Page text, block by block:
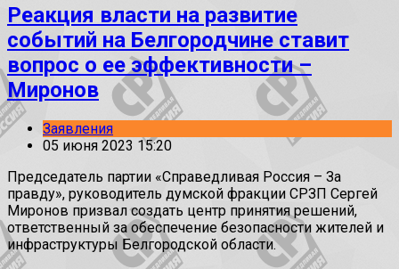
Реакция власти на развитие
событий на Белгородчине ставит
вопрос о ее эффективности –
Миронов
Заявления
05 июня 2023 15:20
Председатель партии «Справедливая Россия – За
правду», руководитель думской фракции СРЗП Сергей
Миронов призвал создать центр принятия решений,
ответственный за обеспечение безопасности жителей и
инфраструктуры Белгородской области.